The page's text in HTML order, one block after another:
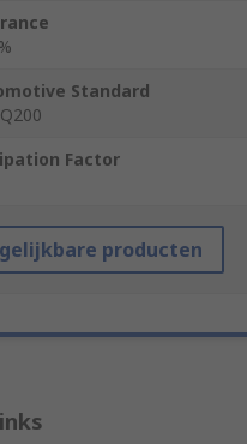
Standard
Factor
producten